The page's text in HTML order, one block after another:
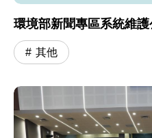
環境部新聞專區系統維護
其他